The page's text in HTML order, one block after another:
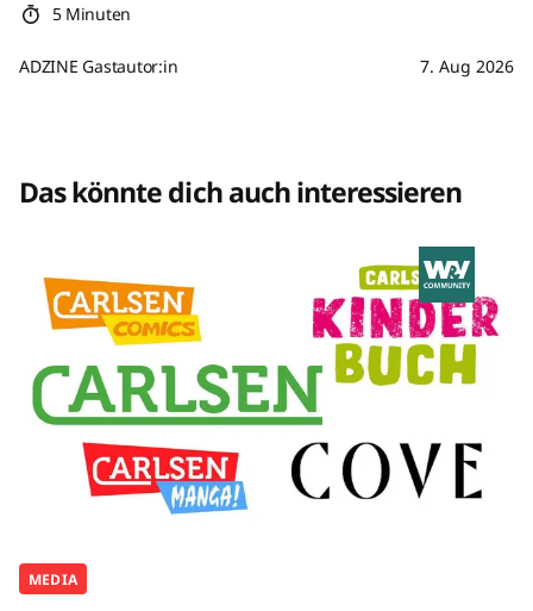
5 Minuten
ADZINE Gastautor:in 7. Aug 2026
Das könnte dich auch interessieren
MEDIA